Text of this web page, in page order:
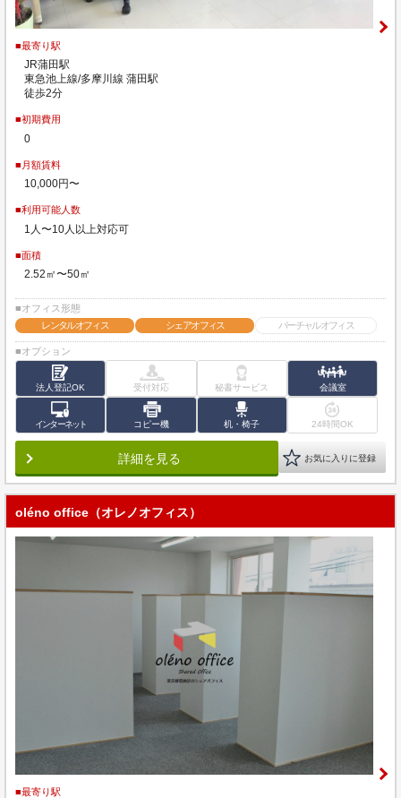
■最寄り駅
JR蒲田駅
東急池上線/多摩川線 蒲田駅
徒歩2分
■初期費用
0
■月額賃料
10,000円〜
■利用可能人数
1人〜10人以上対応可
■面積
2.52㎡〜50㎡
■オフィス形態
レンタルオフィス
シェアオフィス バーチャルオフィス
■オプション
法人登記OK 受付対応 秘書サービス 会議室
インターネット コピー機 机・椅子 24時間OK
詳細を見る お気に入りに登録
oléno office（オレノオフィス）
■最寄り駅